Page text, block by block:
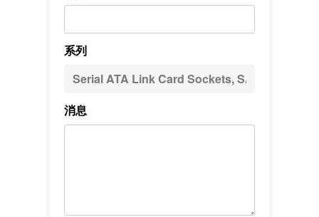
系列
消息